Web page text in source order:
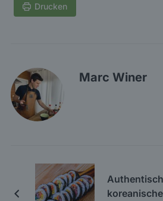
Drucken
Marc Winer